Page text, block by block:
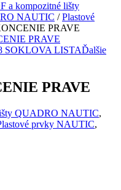
a kompozitné lišty
NAUTIC /Plastové
PRAVE
PRAVE
SOKLOVA LISTAĎalšie
PRAVE
QUADRO NAUTIC,
prvky NAUTIC,